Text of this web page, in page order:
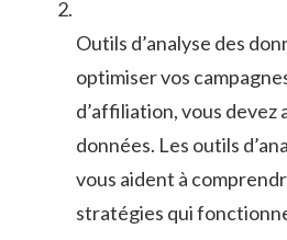
Outils d’analyse des
optimiser vos
d’affiliation, ‍vous devez
données. Les outils
‌vous aident à
stratégies qui